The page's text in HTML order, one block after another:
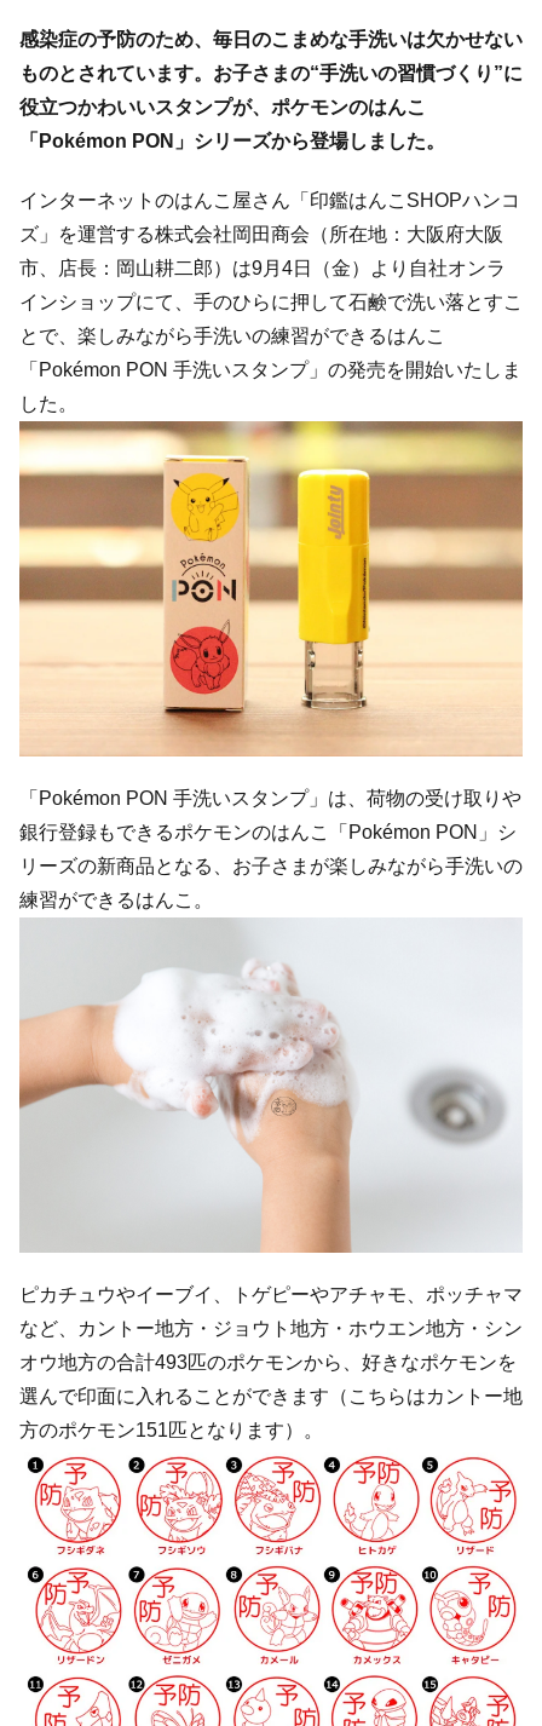
感染症の予防のため、毎日のこまめな手洗いは欠かせない
ものとされています。お子さまの“手洗いの習慣づくり”に
役立つかわいいスタンプが、ポケモンのはんこ
「Pokémon PON」シリーズから登場しました。
インターネットのはんこ屋さん「印鑑はんこSHOPハンコ
ズ」を運営する株式会社岡田商会（所在地：大阪府大阪
市、店長：岡山耕二郎）は9月4日（金）より自社オンラ
インショップにて、手のひらに押して石鹸で洗い落とすこ
とで、楽しみながら手洗いの練習ができるはんこ
「Pokémon PON 手洗いスタンプ」の発売を開始いたしま
した。
「Pokémon PON 手洗いスタンプ」は、荷物の受け取りや
銀行登録もできるポケモンのはんこ「Pokémon PON」シ
リーズの新商品となる、お子さまが楽しみながら手洗いの
練習ができるはんこ。
ピカチュウやイーブイ、トゲピーやアチャモ、ポッチャマ
など、カントー地方・ジョウト地方・ホウエン地方・シン
オウ地方の合計493匹のポケモンから、好きなポケモンを
選んで印面に入れることができます（こちらはカントー地
方のポケモン151匹となります）。